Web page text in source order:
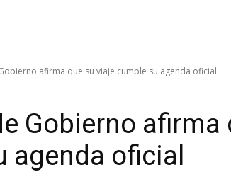
afirma que su viaje cumple su agenda oficial
Gobierno afirma
agenda oficial